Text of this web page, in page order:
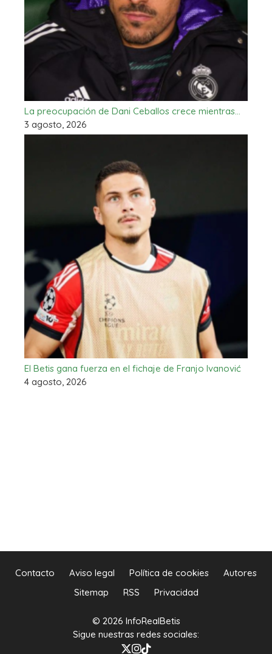
La preocupación de Dani Ceballos crece mientras…
3 agosto, 2026
El Betis gana fuerza en el fichaje de Franjo Ivanović
4 agosto, 2026
Contacto Aviso legal Política de cookies
Autores
Sitemap
RSS Privacidad
© 2026 InfoRealBetis
Sigue nuestras redes sociales: